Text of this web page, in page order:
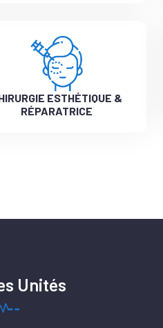
ESTHÉTIQUE &
RÉPARATRICE
Unités